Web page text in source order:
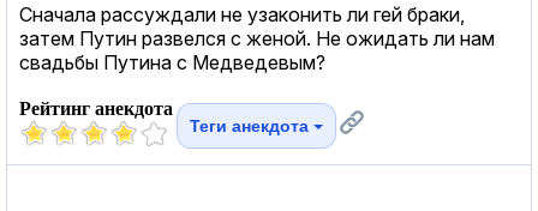
Сначала рассуждали не узаконить ли гей браки,
затем Путин развелся с женой. Не ожидать ли нам
свадьбы Путина с Медведевым?
Рейтинг анекдота
Теги анекдота